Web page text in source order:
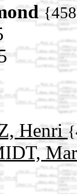
Henri